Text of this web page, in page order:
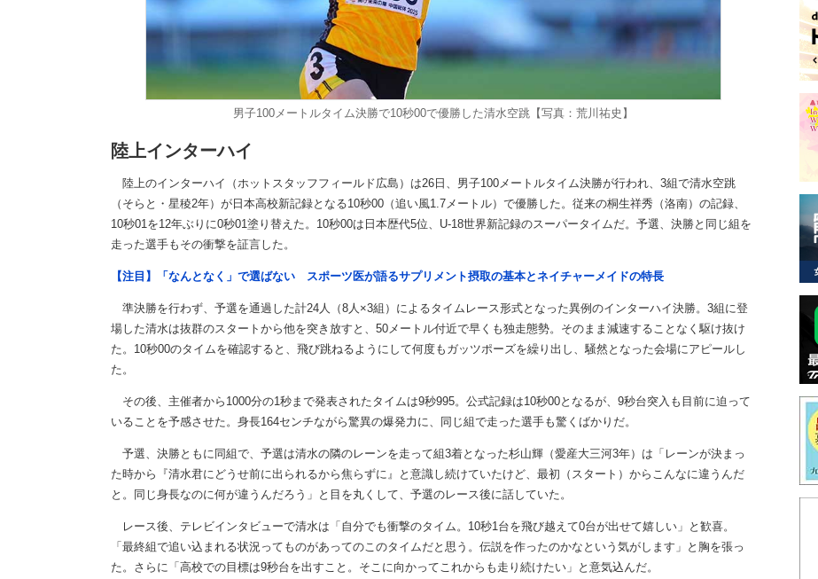
男子100メートルタイム決勝で10秒00で優勝した清水空跳【写真：荒川祐史】
陸上インターハイ
陸上のインターハイ（ホットスタッフフィールド広島）は26日、男子100メートルタイム決勝が行われ、3組で清水空跳
（そらと・星稜2年）が日本高校新記録となる10秒00（追い風1.7メートル）で優勝した。従来の桐生祥秀（洛南）の記録、
10秒01を12年ぶりに0秒01塗り替えた。10秒00は日本歴代5位、U-18世界新記録のスーパータイムだ。予選、決勝と同じ組を
走った選手もその衝撃を証言した。
【注目】「なんとなく」で選ばない スポーツ医が語るサプリメント摂取の基本とネイチャーメイドの特長
準決勝を行わず、予選を通過した計24人（8人×3組）によるタイムレース形式となった異例のインターハイ決勝。3組に登
場した清水は抜群のスタートから他を突き放すと、50メートル付近で早くも独走態勢。そのまま減速することなく駆け抜け
た。10秒00のタイムを確認すると、飛び跳ねるようにして何度もガッツポーズを繰り出し、騒然となった会場にアピールし
た。
その後、主催者から1000分の1秒まで発表されたタイムは9秒995。公式記録は10秒00となるが、9秒台突入も目前に迫って
いることを予感させた。身長164センチながら驚異の爆発力に、同じ組で走った選手も驚くばかりだ。
予選、決勝ともに同組で、予選は清水の隣のレーンを走って組3着となった杉山輝（愛産大三河3年）は「レーンが決まっ
た時から『清水君にどうせ前に出られるから焦らずに』と意識し続けていたけど、最初（スタート）からこんなに違うんだ
と。同じ身長なのに何が違うんだろう」と目を丸くして、予選のレース後に話していた。
レース後、テレビインタビューで清水は「自分でも衝撃のタイム。10秒1台を飛び越えて0台が出せて嬉しい」と歓喜。
「最終組で追い込まれる状況ってものがあってのこのタイムだと思う。伝説を作ったのかなという気がします」と胸を張っ
た。さらに「高校での目標は9秒台を出すこと。そこに向かってこれからも走り続けたい」と意気込んだ。